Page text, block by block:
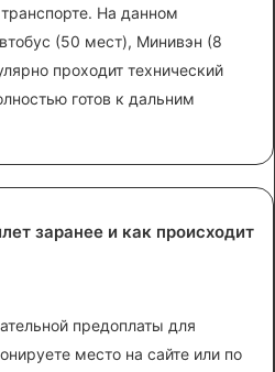
На данном
(50 мест), Минивэн (8
проходит технический
готов к дальним
заранее и как происходит
предоплаты для
место на сайте или по